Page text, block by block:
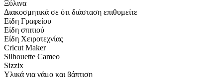
Ξύλινα
Διακοσμητικά σε ότι διάσταση επιθυμείτε
Είδη Γραφείου
Είδη σπιτιού
Είδη Xειροτεχνίας
Cricut Maker
Silhouette Cameo
Sizzix
Υλικά για γάμο και βάπτιση